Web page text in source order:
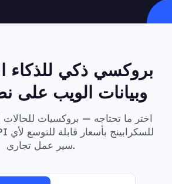
بروكسي ذكي للذكاء
وبيانات الويب على
اختر ما تحتاجه — بروكسيات للحالات
سير عمل تجاري.